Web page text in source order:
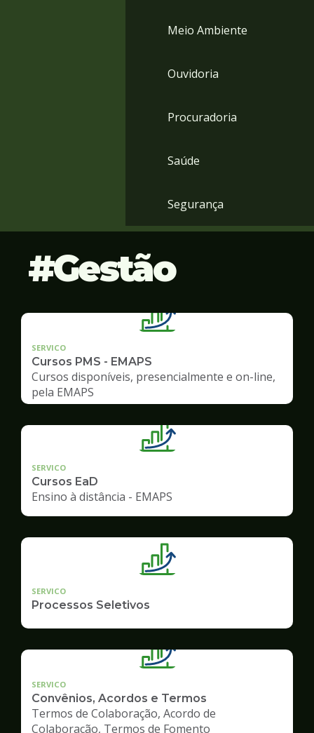
Meio Ambiente
Ouvidoria
Procuradoria
Saúde
Segurança
Gestão
SERVICO
Cursos PMS - EMAPS
Cursos disponíveis, presencialmente e on-line,
pela EMAPS
SERVICO
Cursos EaD
Ensino à distância - EMAPS
SERVICO
Processos Seletivos
SERVICO
Convênios, Acordos e Termos
Termos de Colaboração, Acordo de
Colaboração, Termos de Fomento